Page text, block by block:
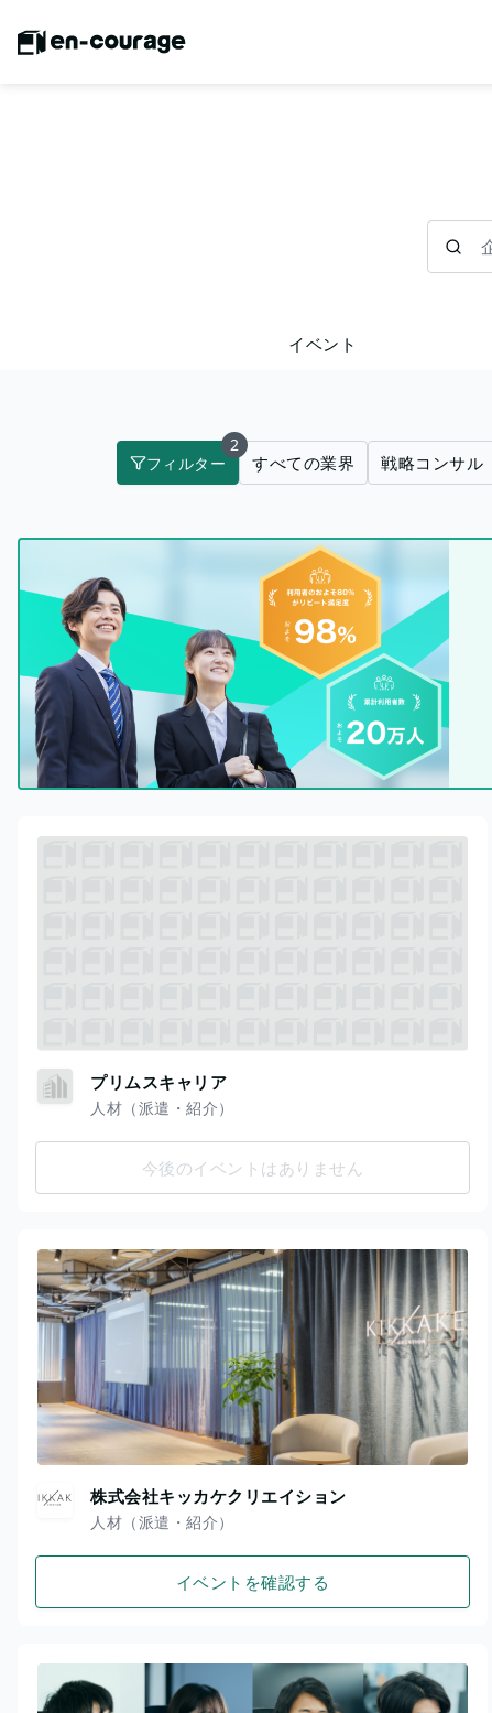
イベント
フィルター
2
すべての業界 戦略コンサル
プリムスキャリア
人材（派遣・紹介）
今後のイベントはありません
株式会社キッカケクリエイション
人材（派遣・紹介）
イベントを確認する